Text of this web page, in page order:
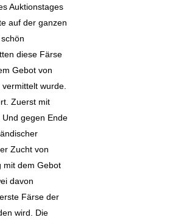
Auktionstages
auf der ganzen
diese Färse
Gebot von
wurde.
Zuerst mit
gegen Ende
Zucht von
mit dem Gebot
davon
Färse der
wird. Die